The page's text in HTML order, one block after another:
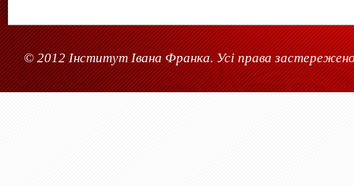
© 2012 Інститут Івана Франка. Усі права